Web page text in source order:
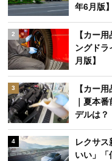
年6月版】
2
【カー
ングドラ
月版】
3
【カー
｜夏本
デルは？
4
レクサス
いい」「